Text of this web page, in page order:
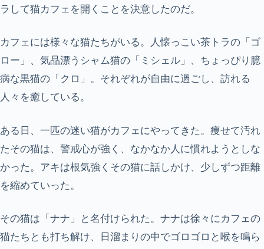
ラして猫カフェを開くことを決意したのだ。
カフェには様々な猫たちがいる。人懐っこい茶トラの「ゴ
ロー」、気品漂うシャム猫の「ミシェル」、ちょっぴり臆
病な黒猫の「クロ」。それぞれが自由に過ごし、訪れる
人々を癒している。
ある日、一匹の迷い猫がカフェにやってきた。痩せて汚れ
たその猫は、警戒心が強く、なかなか人に慣れようとしな
かった。アキは根気強くその猫に話しかけ、少しずつ距離
を縮めていった。
その猫は「ナナ」と名付けられた。ナナは徐々にカフェの
猫たちとも打ち解け、日溜まりの中でゴロゴロと喉を鳴ら